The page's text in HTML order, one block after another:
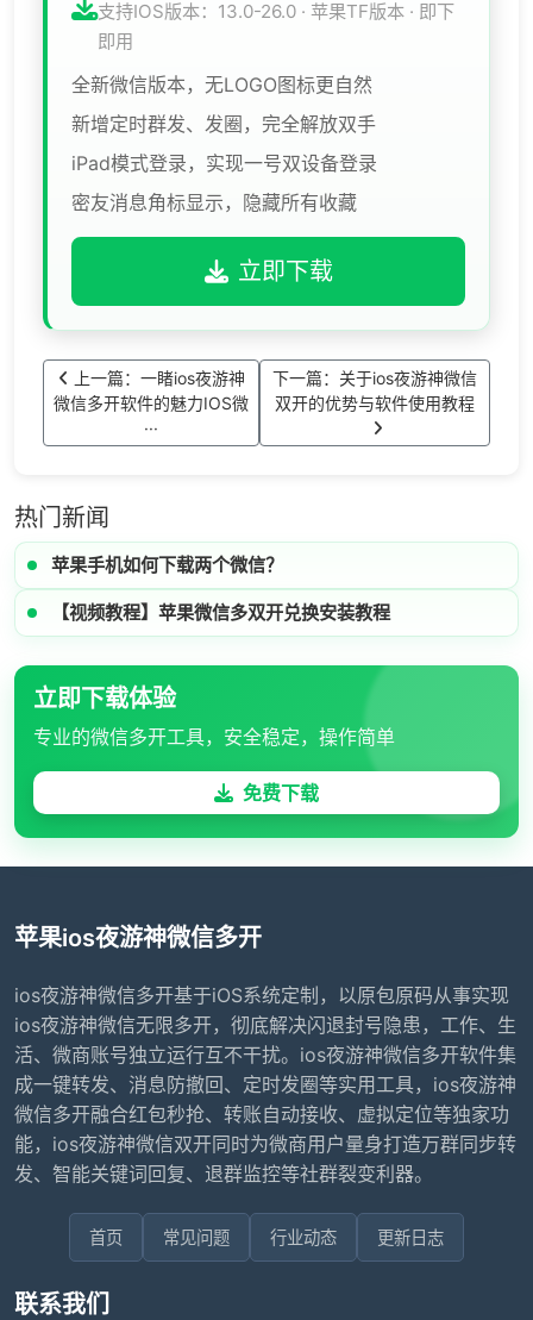
支持IOS版本：13.0-26.0 · 苹果TF版本 · 即下
即用
全新微信版本，无LOGO图标更自然
新增定时群发、发圈，完全解放双手
iPad模式登录，实现一号双设备登录
密友消息角标显示，隐藏所有收藏
立即下载
上一篇：​一睹ios夜游神
微信多开软件的魅力IOS微
···
下一篇：关于ios夜游神微信
双开的优势与软件使用教程
热门新闻
苹果手机如何下载两个微信？
【视频教程】苹果微信多双开兑换安装教程
立即下载体验
专业的微信多开工具，安全稳定，操作简单
免费下载
苹果ios夜游神微信多开
ios夜游神微信多开基于iOS系统定制，以原包原码从事实现
ios夜游神微信无限多开，彻底解决闪退封号隐患，工作、生
活、微商账号独立运行互不干扰。ios夜游神微信多开软件集
成一键转发、消息防撤回、定时发圈等实用工具，ios夜游神
微信多开融合红包秒抢、转账自动接收、虚拟定位等独家功
能，ios夜游神微信双开同时为微商用户量身打造万群同步转
发、智能关键词回复、退群监控等社群裂变利器。
首页 常见问题 行业动态 更新日志
联系我们